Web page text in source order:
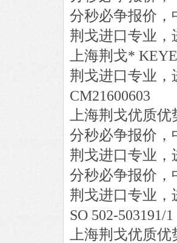
分秒必争报价，
荆戈进口专业，
上海荆戈*
荆戈进口专业，
CM21600603
上海荆戈优质
分秒必争报价，
荆戈进口专业，
分秒必争报价，
荆戈进口专业，
SO 502-503191/1
上海荆戈优质